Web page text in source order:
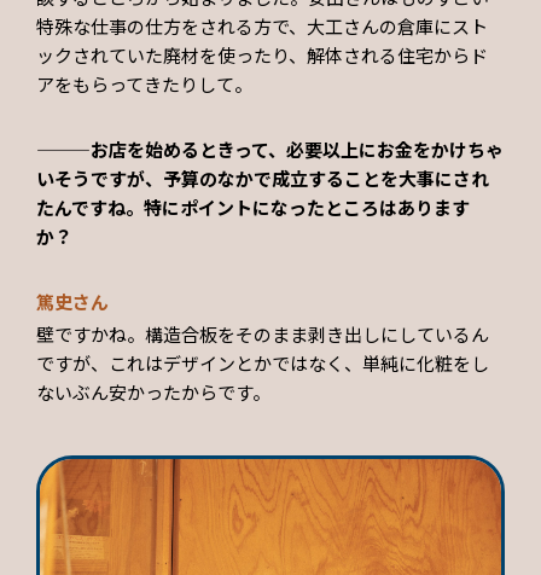
特殊な仕事の仕方をされる方で、大工さんの倉庫にスト
ックされていた廃材を使ったり、解体される住宅からド
アをもらってきたりして。
———お店を始めるときって、必要以上にお金をかけちゃ
いそうですが、予算のなかで成立することを大事にされ
たんですね。特にポイントになったところはあります
か？
篤史さん
壁ですかね。構造合板をそのまま剥き出しにしているん
ですが、これはデザインとかではなく、単純に化粧をし
ないぶん安かったからです。